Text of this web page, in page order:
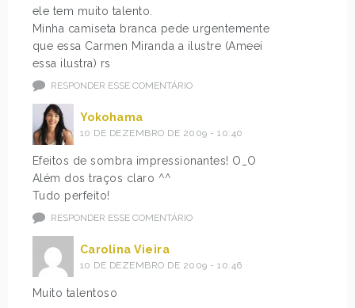
ele tem muito talento.
Minha camiseta branca pede urgentemente
que essa Carmen Miranda a ilustre (Ameei
essa ilustra) rs
RESPONDER ESSE COMENTÁRIO
Yokohama
10 DE DEZEMBRO DE 2009 - 10:40
Efeitos de sombra impressionantes! O_O
Além dos traços claro ^^
Tudo perfeito!
RESPONDER ESSE COMENTÁRIO
Carolina Vieira
10 DE DEZEMBRO DE 2009 - 10:46
Muito talentoso